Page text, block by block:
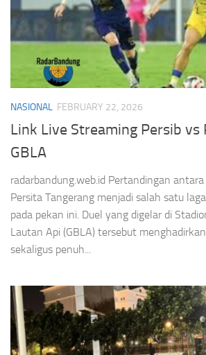
NASIONAL FEBRUARY 22, 2026
Link Live Streaming Persib vs
GBLA
radarbandung.web.id Pertandingan
Persita Tangerang menjadi salah satu
pada pekan ini. Duel yang digelar di
Lautan Api (GBLA) tersebut
sekaligus penuh...